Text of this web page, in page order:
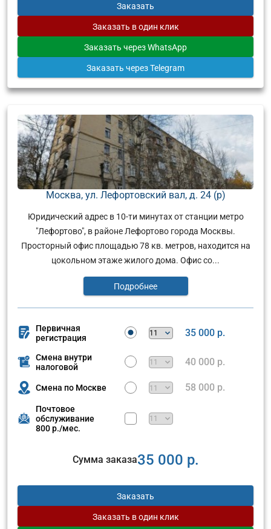
Заказать
Заказать в один клик
Заказать через WhatsApp
Заказать через Telegram
Москва, ул. Лефортовский вал, д. 24 (р)
Юридический адрес в 10-ти минутах от станции метро
"Лефортово", в районе Лефортово города Москвы.
Просторный офис площадью 78 кв. метров, находится на
цокольном этаже жилого дома. Офис со...
Подробнее
Первичная
регистрация
35 000 р.
Смена внутри
налоговой
40 000 р.
Смена по Москве 58 000 р.
Почтовое
обслуживание
800 р./мес.
Сумма заказа35 000 р.
Заказать
Заказать в один клик